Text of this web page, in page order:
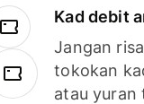
Kad debit
Jangan
tokokan
atau yuran